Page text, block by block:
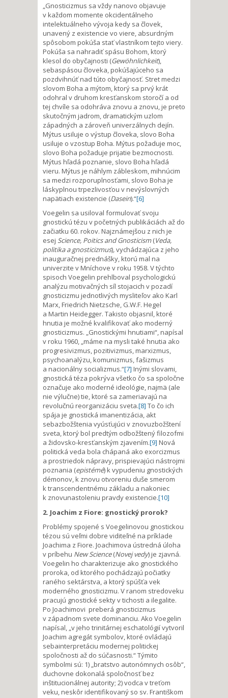
„Gnosticizmus sa vždy nanovo objavuje
v každom momente okcidentálneho
intelektuálneho vývoja kedy sa človek,
unavený z existencie vo viere, absurdným
spôsobom pokúša stať vlastníkom tejto viery.
Pokúša sa nahradiť spásu Bohom, ktorý
klesol do obyčajnosti (Gewöhnlichkeit),
sebaspásou človeka, pokúšajúceho sa
pozdvihnúť nad túto obyčajnosť. Stret medzi
slovom Boha a mýtom, ktorý sa prvý krát
odohral v druhom kresťanskom storočí a od
tej chvíle sa odohráva znovu a znovu, je preto
skutočným jadrom, dramatickým uzlom
západných a zároveň univerzálnych dejín.
Mýtus usiluje o výstup človeka, slovo Boha
usiluje o vzostup Boha. Mýtus požaduje moc,
slovo Boha požaduje prijatie bezmocnosti.
Mýtus hľadá poznanie, slovo Boha hľadá
vieru. Mýtus je náhlym zábleskom, mihnúcim
sa medzi rozporuplnosťami, slovo Boha je
láskyplnou trpezlivosťou v nevýslovných
napätiach existencie (Dasein).“[6]
Voegelin sa usiloval formulovať svoju
gnostickú tézu v početných publikáciách až do
začiatku 60. rokov. Najznámejšou z nich je
esej Science, Poitics and Gnosticism(Veda,
politika a gnosticizmus),vychádzajúca z jeho
inauguračnej prednášky, ktorú mal na
univerzite v Mníchove v roku 1958. V týchto
spisoch Voegelin prehlboval psychologickú
analýzu motivačných síl stojacich v pozadí
gnosticizmu jednotlivých mysliteľov ako Karl
Marx, Friedrich Nietzsche, G.W.F. Hegel
a Martin Heidegger. Takisto objasnil, ktoré
hnutia je možné kvalifikovať ako moderný
gnosticizmus. „Gnostickými hnutiami“, napísal
v roku 1960, „máme na mysli také hnutia ako
progresivizmus, pozitivizmus, marxizmus,
psychoanalýzu, komunizmus, fašizmus
a nacionálny socializmus.“[7] Inými slovami,
gnostická téza pokrýva všetko čo sa spoločne
označuje ako moderné ideológie, najmä (ale
nie výlučne) tie, ktoré sa zameriavajú na
revolučnú reorganizáciu sveta.[8] To čo ich
spája je gnostická imanentizácia, akt
sebazbožštenia vyúsťujúci v znovuzbožštení
sveta, ktorý bol predtým odbožštený filozofmi
a židovsko-kresťanským zjavením.[9] Nová
politická veda bola chápaná ako exorcizmus
a prostriedok nápravy, prispievajúci nástrojmi
poznania (epistémé) k vypudeniu gnostických
démonov, k znovu otvoreniu duše smerom
k transcendentnému základu a nakoniec
k znovunastoleniu pravdy existencie.[10]
2. Joachim z Fiore: gnostický prorok?
Problémy spojené s Voegelinovou gnostickou
tézou sú veľmi dobre viditeľné na príklade
Joachima z Fiore. Joachimova ústredná úloha
v príbehu New Science(Novej vedy) je zjavná.
Voegelin ho charakterizuje ako gnostického
proroka, od ktorého pochádzajú počiatky
raného sektárstva, a ktorý spúšťa vek
moderného gnosticizmu. V ranom stredoveku
pracujú gnostické sekty v tichosti a ilegalite.
Po Joachimovi preberá gnosticizmus
v západnom svete dominanciu. Ako Voegelin
napísal, „v jeho trinitárnej eschatológií vytvoril
Joachim agregát symbolov, ktoré ovládajú
sebainterpretáciu modernej politickej
spoločnosti až do súčasnosti.“ Týmito
symbolmi sú: 1) „bratstvo autonómnych osôb“,
duchovne dokonalá spoločnosť bez
inštitucionálnej autority; 2) vodca v treťom
veku, neskôr identifikovaný so sv. Františkom